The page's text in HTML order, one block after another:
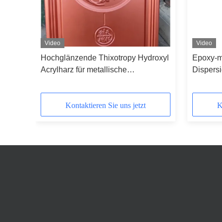
Video
Hochglänzende Thixotropy Hydroxyl
Acrylharz für metallische
Kontaktieren Sie uns jetzt
Video
Epoxy-